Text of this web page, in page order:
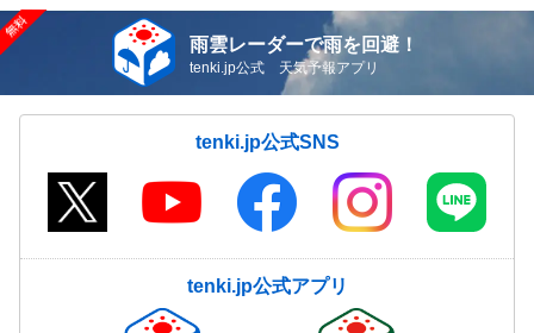
雨雲レーダーで雨を回避！
tenki.jp公式 天気予報アプリ
tenki.jp公式SNS
tenki.jp公式アプリ